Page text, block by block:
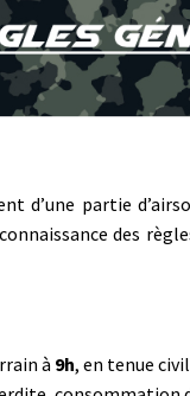
d’une partie
des
à 9h, en tenue